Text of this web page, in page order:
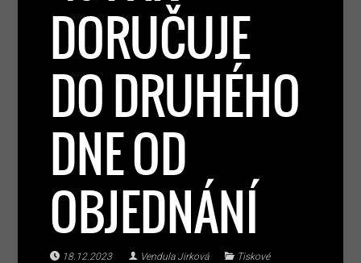
DORUČUJE
DO DRUHÉHO
DNE OD
OBJEDNÁNÍ
18.12.2023 Vendula Jirková
Tiskové